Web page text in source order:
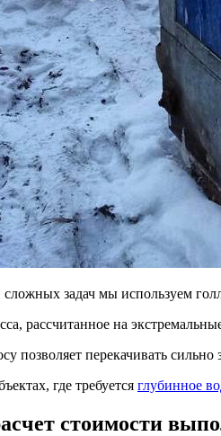
задач мы используем
рассчитанное на
позволяет перекачивать
где требуется глубинное
стоимости